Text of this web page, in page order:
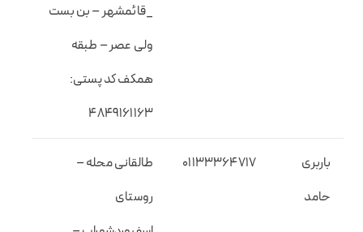
_قائمشهر – بن بست
ولی عصر – طبقه
همکف کد پستی:
۴۸۴۹۱۶۱۱۶۳
باربری
حامد
01133364717
طالقانی محله –
روستای